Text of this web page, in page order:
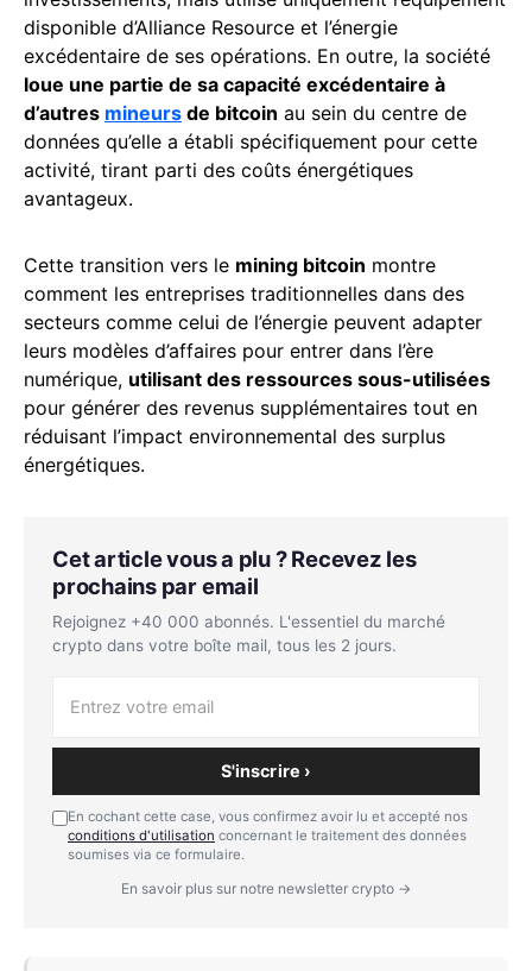
disponible d’Alliance Resource et l’énergie
excédentaire de ses opérations. En outre, la société
loue une partie de sa capacité excédentaire à
d’autres mineurs de bitcoin au sein du centre de
données qu’elle a établi spécifiquement pour cette
activité, tirant parti des coûts énergétiques
avantageux.
Cette transition vers le mining bitcoin montre
comment les entreprises traditionnelles dans des
secteurs comme celui de l’énergie peuvent adapter
leurs modèles d’affaires pour entrer dans l’ère
numérique, utilisant des ressources sous-utilisées
pour générer des revenus supplémentaires tout en
réduisant l’impact environnemental des surplus
énergétiques.
Cet article vous a plu ? Recevez les
prochains par email
Rejoignez +40 000 abonnés. L'essentiel du marché
crypto dans votre boîte mail, tous les 2 jours.
S'inscrire ›
En cochant cette case, vous confirmez avoir lu et accepté nos
conditions d'utilisation concernant le traitement des données
soumises via ce formulaire.
En savoir plus sur notre newsletter crypto →